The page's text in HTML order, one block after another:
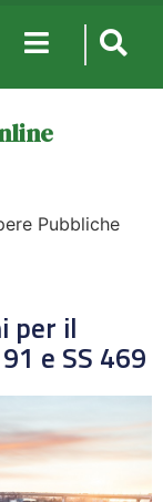
Pubbliche
per il
e SS 469